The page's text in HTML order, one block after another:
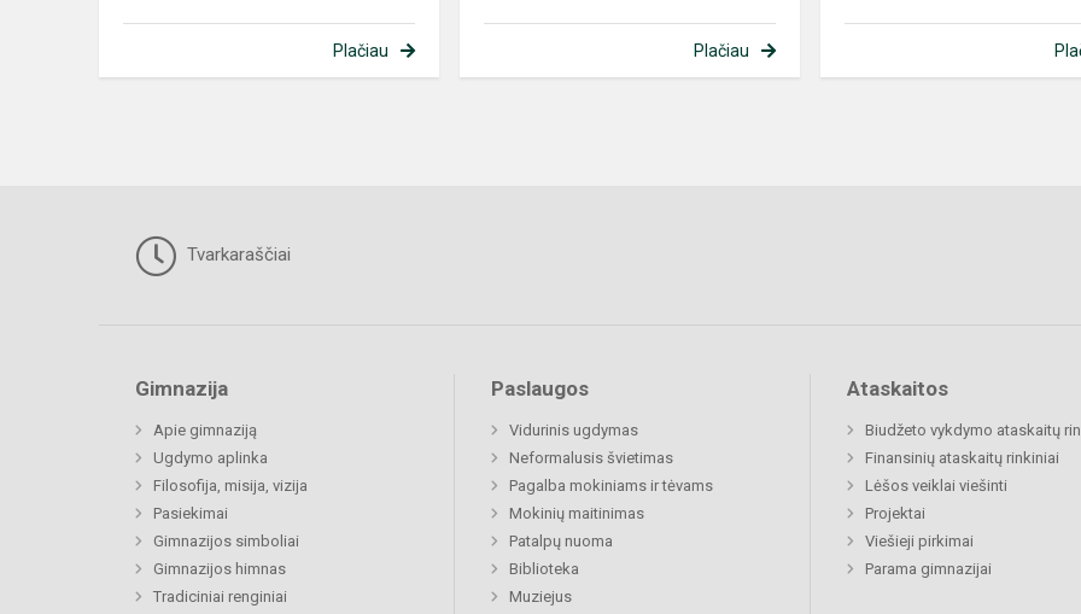
Plačiau Plačiau
Tvarkaraščiai
Gimnazija
Apie gimnaziją
Ugdymo aplinka
Filosofija, misija, vizija
Pasiekimai
Gimnazijos simboliai
Gimnazijos himnas
Tradiciniai renginiai
Paslaugos
Vidurinis ugdymas
Neformalusis švietimas
Pagalba mokiniams ir tėvams
Mokinių maitinimas
Patalpų nuoma
Biblioteka
Muziejus
Ataskaitos
Biudžeto vykdymo ataskaitų
Finansinių ataskaitų rinkiniai
Lėšos veiklai viešinti
Projektai
Viešieji pirkimai
Parama gimnazijai